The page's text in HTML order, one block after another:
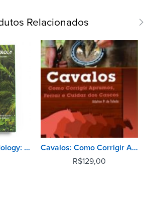
Relacionados
Neotropical Cervidology: Biology and Medicine of Latin American Deer
Cavalos: Como Corrigir Aprumos, Ferrar e Cuidar dos Cascos
R$129,00